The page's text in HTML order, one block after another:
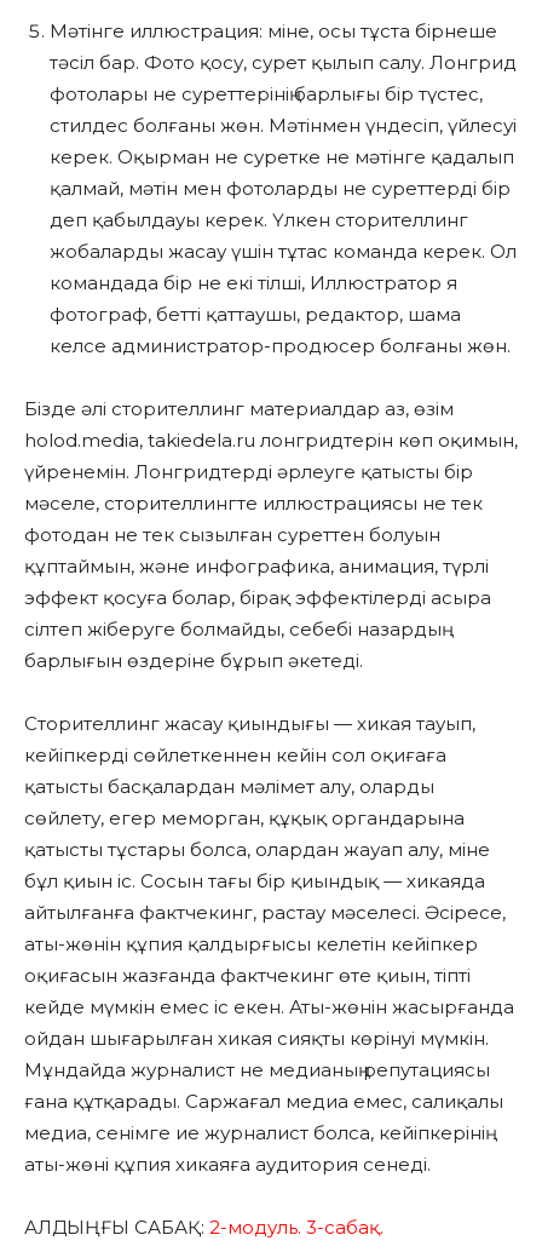
Мәтінге иллюстрация: міне, осы тұста бірнеше
тәсіл бар. Фото қосу, сурет қылып салу. Лонгрид
фотолары не суреттерінің барлығы бір түстес,
стилдес болғаны жөн. Мәтінмен үндесіп, үйлесуі
керек. Оқырман не суретке не мәтінге қадалып
қалмай, мәтін мен фотоларды не суреттерді бір
деп қабылдауы керек. Үлкен сторителлинг
жобаларды жасау үшін тұтас команда керек. Ол
командада бір не екі тілші, Иллюстратор я
фотограф, бетті қаттаушы, редактор, шама
келсе администратор-продюсер болғаны жөн.
Бізде әлі сторителлинг материалдар аз, өзім
holod.media, takiedela.ru лонгридтерін көп оқимын,
үйренемін. Лонгридтерді әрлеуге қатысты бір
мәселе, сторителлингте иллюстрациясы не тек
фотодан не тек сызылған суреттен болуын
құптаймын, және инфографика, анимация, түрлі
эффект қосуға болар, бірақ эффектілерді асыра
сілтеп жіберуге болмайды, себебі назардың
барлығын өздеріне бұрып әкетеді.
Сторителлинг жасау қиындығы — хикая тауып,
кейіпкерді сөйлеткеннен кейін сол оқиғаға
қатысты басқалардан мәлімет алу, оларды
сөйлету, егер меморган, құқық органдарына
қатысты тұстары болса, олардан жауап алу, міне
бұл қиын іс. Сосын тағы бір қиындық — хикаяда
айтылғанға фактчекинг, растау мәселесі. Әсіресе,
аты-жөнін құпия қалдырғысы келетін кейіпкер
оқиғасын жазғанда фактчекинг өте қиын, тіпті
кейде мүмкін емес іс екен. Аты-жөнін жасырғанда
ойдан шығарылған хикая сияқты көрінуі мүмкін.
Мұндайда журналист не медианың репутациясы
ғана құтқарады. Саржағал медиа емес, салиқалы
медиа, сенімге ие журналист болса, кейіпкерінің
аты-жөні құпия хикаяға аудитория сенеді.
АЛДЫҢҒЫ САБАҚ: 2-модуль. 3-сабақ.